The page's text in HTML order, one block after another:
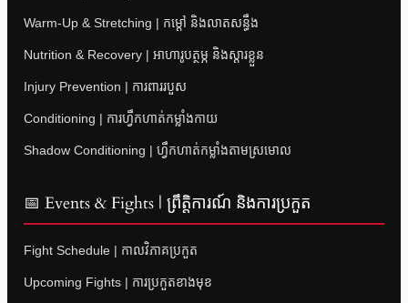
Warm-Up & Stretching | កម្តៅ និងលាតសន្ធឹង
Nutrition & Recovery | អាហារូបត្ថម្ភ និងស្តារខ្លួន
Injury Prevention | ការពាររបួស
Conditioning | ការហ្វឹកហាត់កម្លាំងកាយ
Shadow Conditioning | ហ្វឹកហាត់កម្លាំងតាមស្រមោល
📅 Events & Fights | ព្រឹត្តិការណ៍ និងការប្រកួត
Fight Schedule | កាលវិភាគប្រកួត
Upcoming Fights | ការប្រកួតខាងមុខ